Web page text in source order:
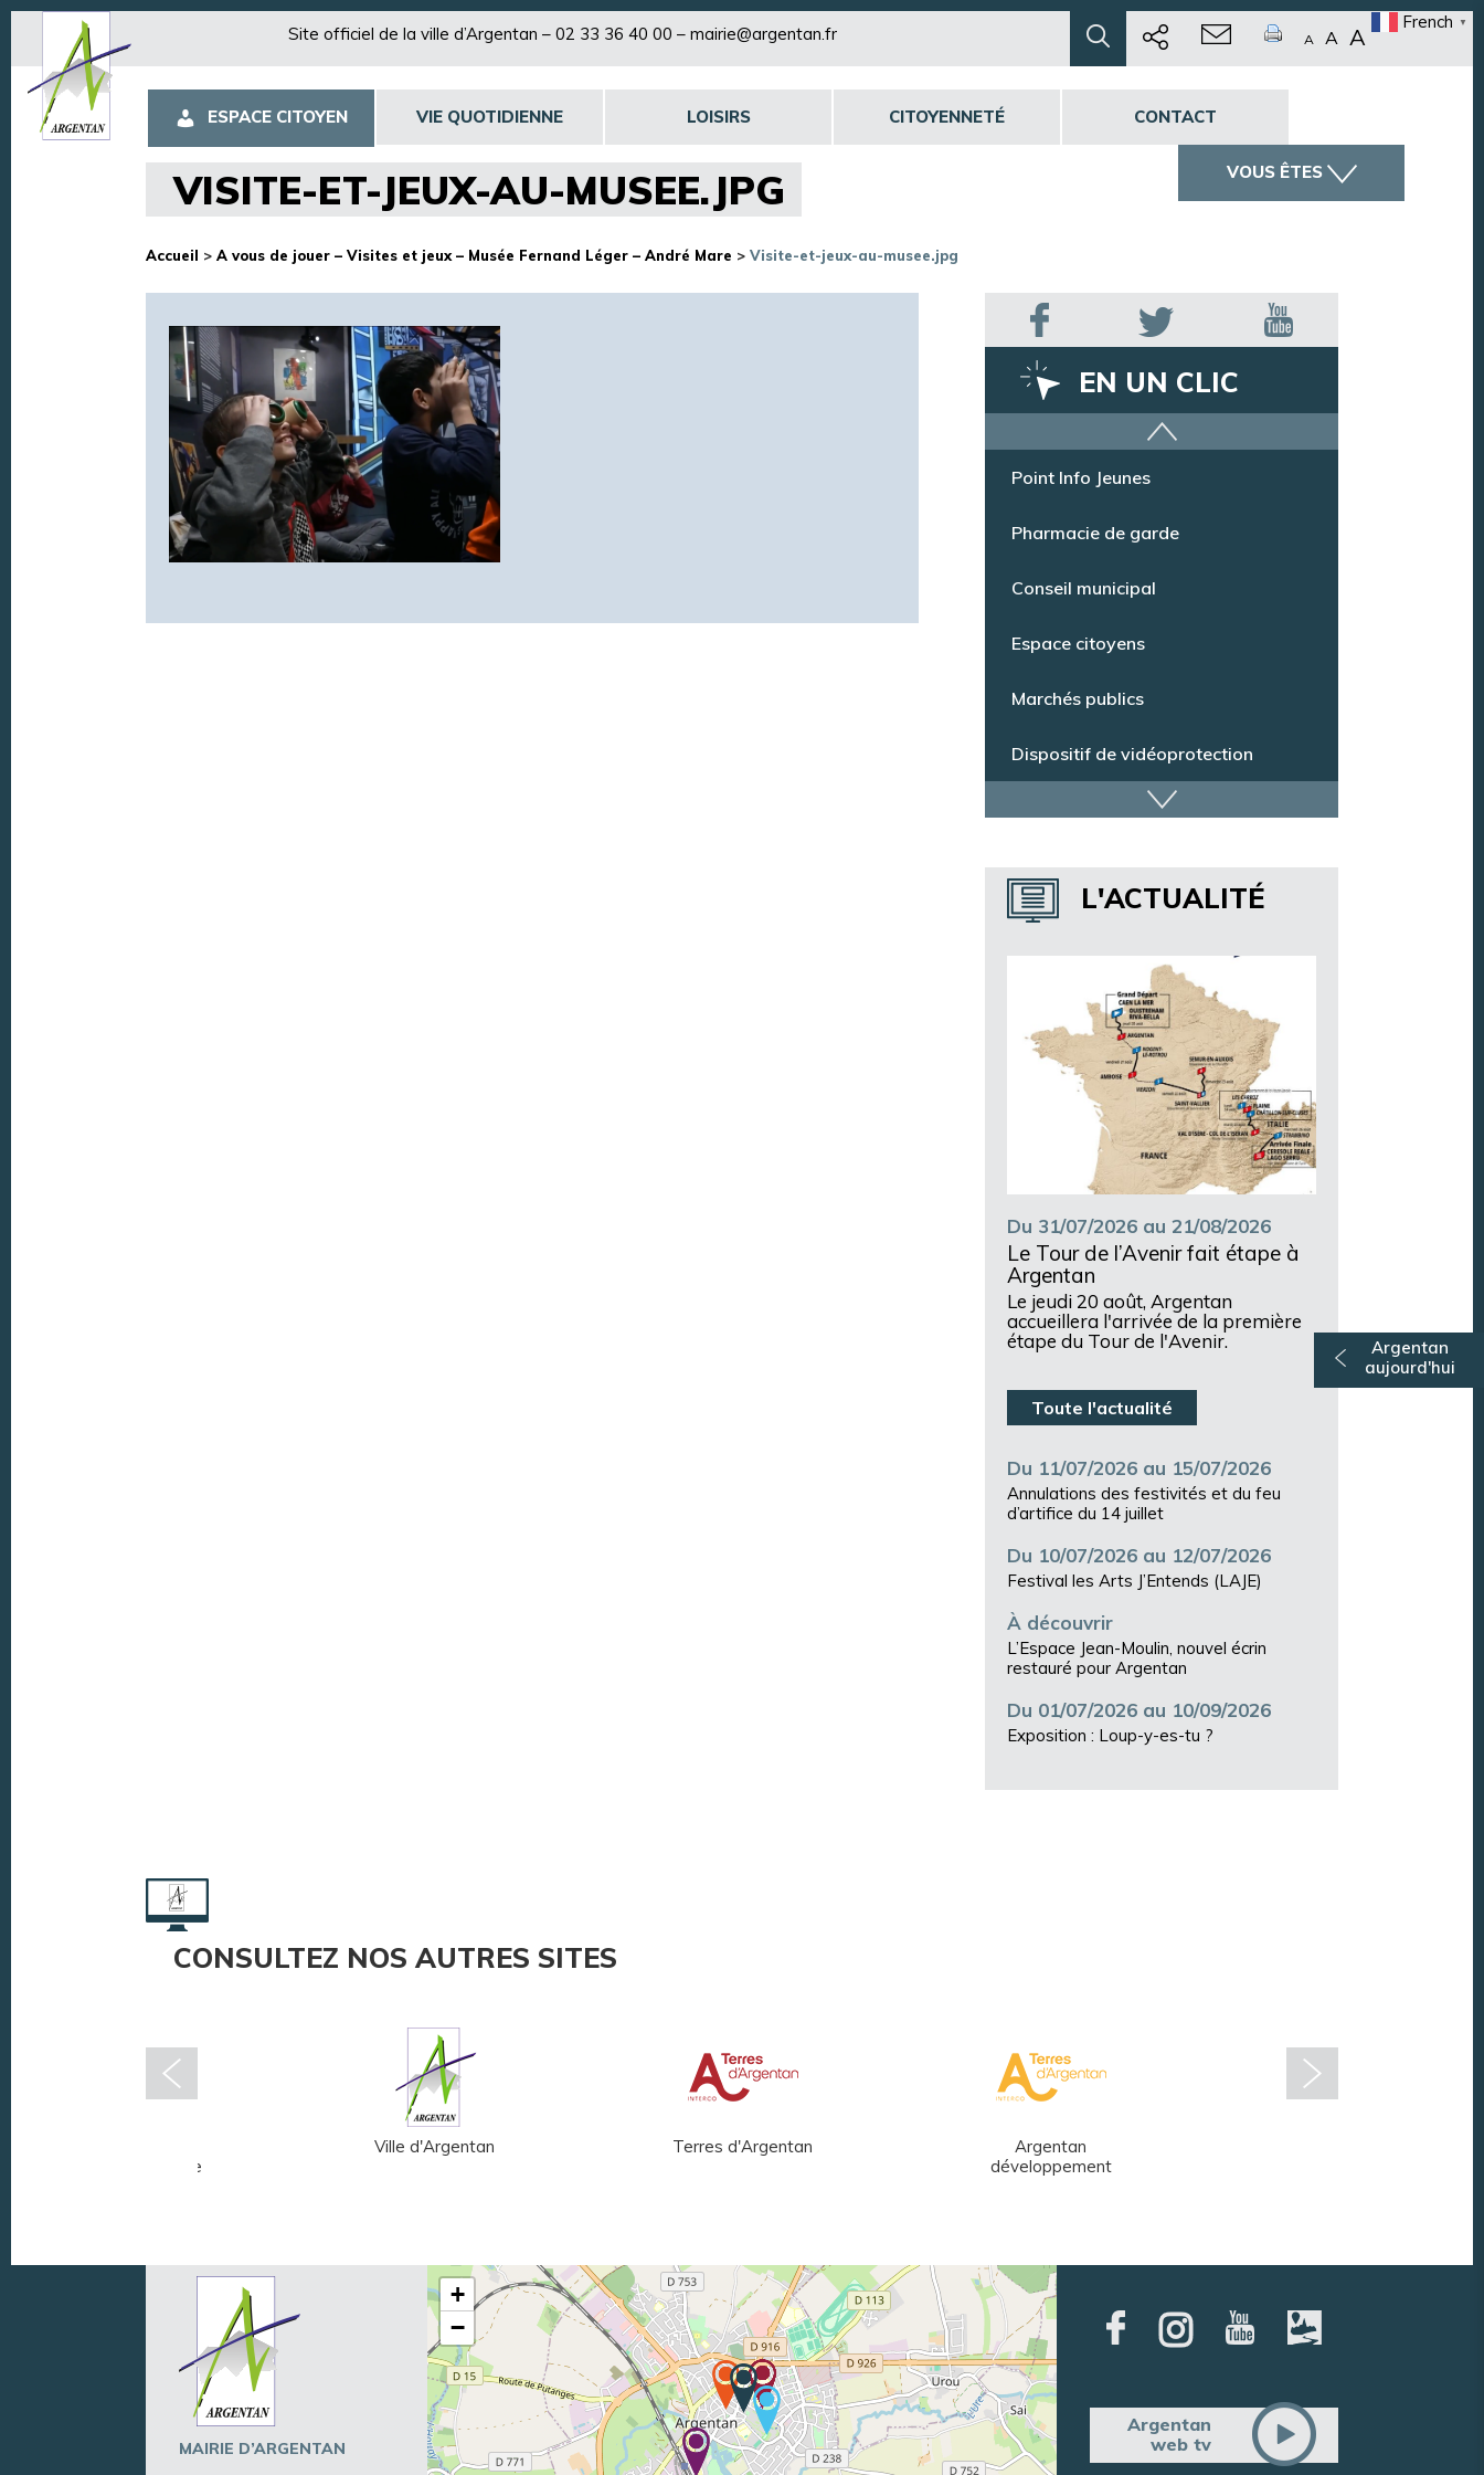
Site officiel de la ville d’Argentan – 02 33 36 40 00 – mairie@argentan.fr A A A
French ▼
ESPACE CITOYEN VIE QUOTIDIENNE LOISIRS CITOYENNETÉ CONTACT
VOUS ÊTES
Argentan
aujourd'hui
VISITE-ET-JEUX-AU-MUSEE.JPG
Accueil > A vous de jouer – Visites et jeux – Musée Fernand Léger – André Mare > Visite-et-jeux-au-musee.jpg
EN UN CLIC
Point Info Jeunes
Pharmacie de garde
Conseil municipal
Espace citoyens
Marchés publics
Dispositif de vidéoprotection
Annuaire des services
Annuaire des associations
Argentan Aujourd’hui
L'ACTUALITÉ
Du 31/07/2026 au 21/08/2026
Le Tour de l’Avenir fait étape à
Argentan
Le jeudi 20 août, Argentan
accueillera l'arrivée de la première
étape du Tour de l'Avenir.
Toute l'actualité
Du 11/07/2026 au 15/07/2026
Annulations des festivités et du feu
d’artifice du 14 juillet
Du 10/07/2026 au 12/07/2026
Festival les Arts J’Entends (LAJE)
À découvrir
L’Espace Jean-Moulin, nouvel écrin
restauré pour Argentan
Du 01/07/2026 au 10/09/2026
Exposition : Loup-y-es-tu ?
CONSULTEZ NOS AUTRES SITES
Léger - André Mare
Ville d'Argentan Terres d'Argentan
Argentan
développement
MAIRIE D’ARGENTAN
+
−
Argentan
web tv